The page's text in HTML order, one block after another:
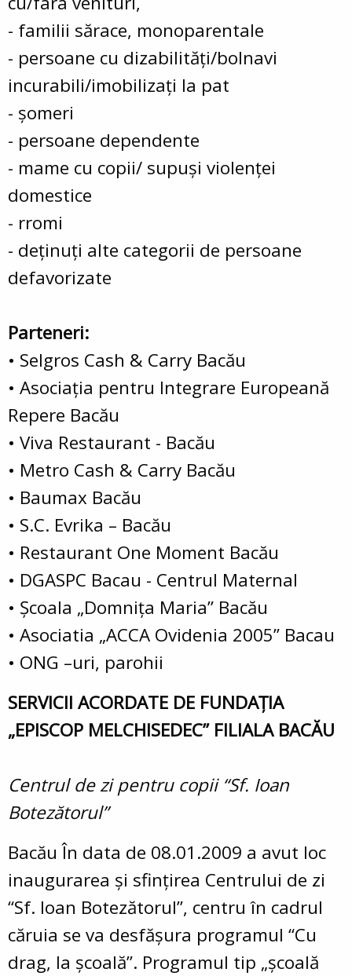
- familii sărace, monoparentale
- persoane cu dizabilităţi/bolnavi
incurabili/imobilizaţi la pat
- şomeri
- persoane dependente
- mame cu copii/ supuşi violenţei
domestice
- rromi
- deţinuţi alte categorii de persoane
defavorizate
Parteneri:
• Selgros Cash & Carry Bacău
• Asociaţia pentru Integrare Europeană
Repere Bacău
• Viva Restaurant - Bacău
• Metro Cash & Carry Bacău
• Baumax Bacău
• S.C. Evrika – Bacău
• Restaurant One Moment Bacău
• DGASPC Bacau - Centrul Maternal
• Şcoala „Domniţa Maria” Bacău
• Asociatia „ACCA Ovidenia 2005” Bacau
• ONG –uri, parohii
SERVICII ACORDATE DE FUNDAŢIA
„EPISCOP MELCHISEDEC” FILIALA BACĂU
Centrul de zi pentru copii “Sf. Ioan
Botezătorul”
Bacău În data de 08.01.2009 a avut loc
inaugurarea şi sfinţirea Centrului de zi
“Sf. Ioan Botezătorul”, centru în cadrul
căruia se va desfăşura programul “Cu
drag, la şcoală”. Programul tip „şcoală